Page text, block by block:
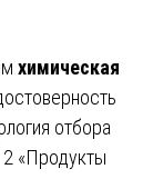
химическая
отбора
«Продукты